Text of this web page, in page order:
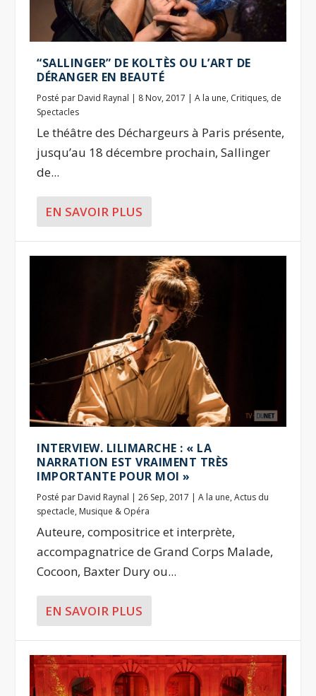
“SALLINGER” DE KOLTÈS OU L’ART DE
DÉRANGER EN BEAUTÉ
Posté par David Raynal | 8 Nov, 2017 |A la une, Critiques, de
Spectacles
Le théâtre des Déchargeurs à Paris présente,
jusqu’au 18 décembre prochain, Sallinger
de...
EN SAVOIR PLUS
INTERVIEW. LILIMARCHE : « LA
NARRATION EST VRAIMENT TRÈS
IMPORTANTE POUR MOI »
Posté par David Raynal |26 Sep, 2017 |A la une,Actus du
spectacle, Musique & Opéra
Auteure, compositrice et interprète,
accompagnatrice de Grand Corps Malade,
Cocoon, Baxter Dury ou...
EN SAVOIR PLUS